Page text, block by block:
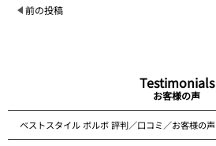
前の投稿
Testimonials
お客様の声
ベストスタイル ボルボ 評判／口コミ／お客様の声